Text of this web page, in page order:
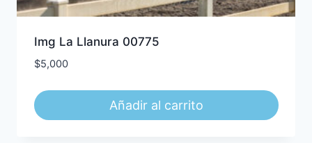
Img La Llanura 00775
$5,000
Añadir al carrito